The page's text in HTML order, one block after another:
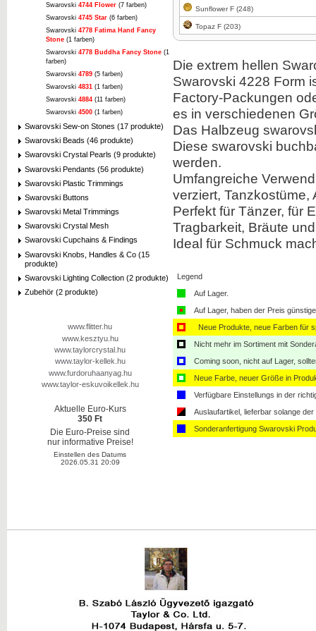
Swarovski 4744 Flower (7 farben)
Swarovski 4745 Star (6 farben)
Swarovski 4778 Fatima Hand Fancy
Stone (1 farben)
Swarovski 4778 Buddha Fancy Stone (1
farben)
Swarovski 4789 (5 farben)
Swarovski 4831 (1 farben)
Swarovski 4884 (11 farben)
Swarovski 4500 (1 farben)
Swarovski Sew-on Stones (17 produkte)
Swarovski Beads (46 produkte)
Swarovski Crystal Pearls (9 produkte)
Swarovski Pendants (56 produkte)
Swarovski Plastic Trimmings
Swarovski Buttons
Swarovski Metal Trimmings
Swarovski Crystal Mesh
Swarovski Cupchains & Findings
Swarovski Knobs, Handles & Co (15
produkte)
Swarovski Lighting Collection (2 produkte)
Zubehör (2 produkte)
www.flitter.hu
www.kesztyu.hu
www.taylorcrystal.hu
www.taylor-kellek.hu
www.furdoruhaanyag.hu
www.taylor-eskuvoikellek.hu
Aktuelle Euro-Kurs
350 Ft
Die Euro-Preise sind
nur informative Preise!
Einstellen des Datums
2026.05.31 20:09
Sunflower F (248)
Topaz F (203)
Die extrem hellen
Swarovski 4228 Form
Factory-Packungen
es in verschiedenen
Das Halbzeug
Diese swarovski
werden.
Umfangreiche
verziert,
Perfekt für Tänzer, für
Tragbarkeit, Bräute
Ideal für Schmuck
Legend
Auf Lager.
Auf Lager, haben der Preis
Neue Produkte, neue Farben für
Nicht mehr im Sortiment mit
Coming soon, nicht auf Lager,
Neue Farbe, neuer Größe in
Verfügbare Einstellungs in der
Auslaufartikel, lieferbar solange der
Sonderanfertigung Swarovski